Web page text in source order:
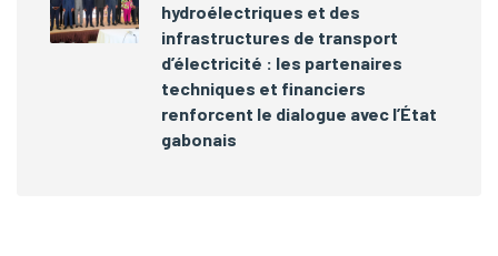
hydroélectriques et des
infrastructures de transport
d’électricité : les partenaires
techniques et financiers
renforcent le dialogue avec l’État
gabonais